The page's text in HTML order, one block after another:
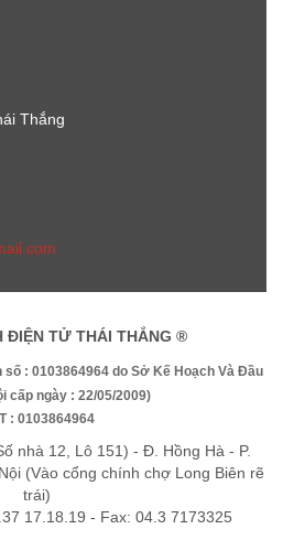
Thắng
ĐIỆN TỬ THÁI THẮNG ®
: 0103864964 do Sở Kế Hoạch Và Đầu
cấp ngày : 22/05/2009)
: 0103864964
nhà 12, Lô 151) - Đ. Hồng Hà - P.
(Vào cổng chính chợ Long Biên rẽ
trái)
17.18.19 - Fax: 04.3 7173325